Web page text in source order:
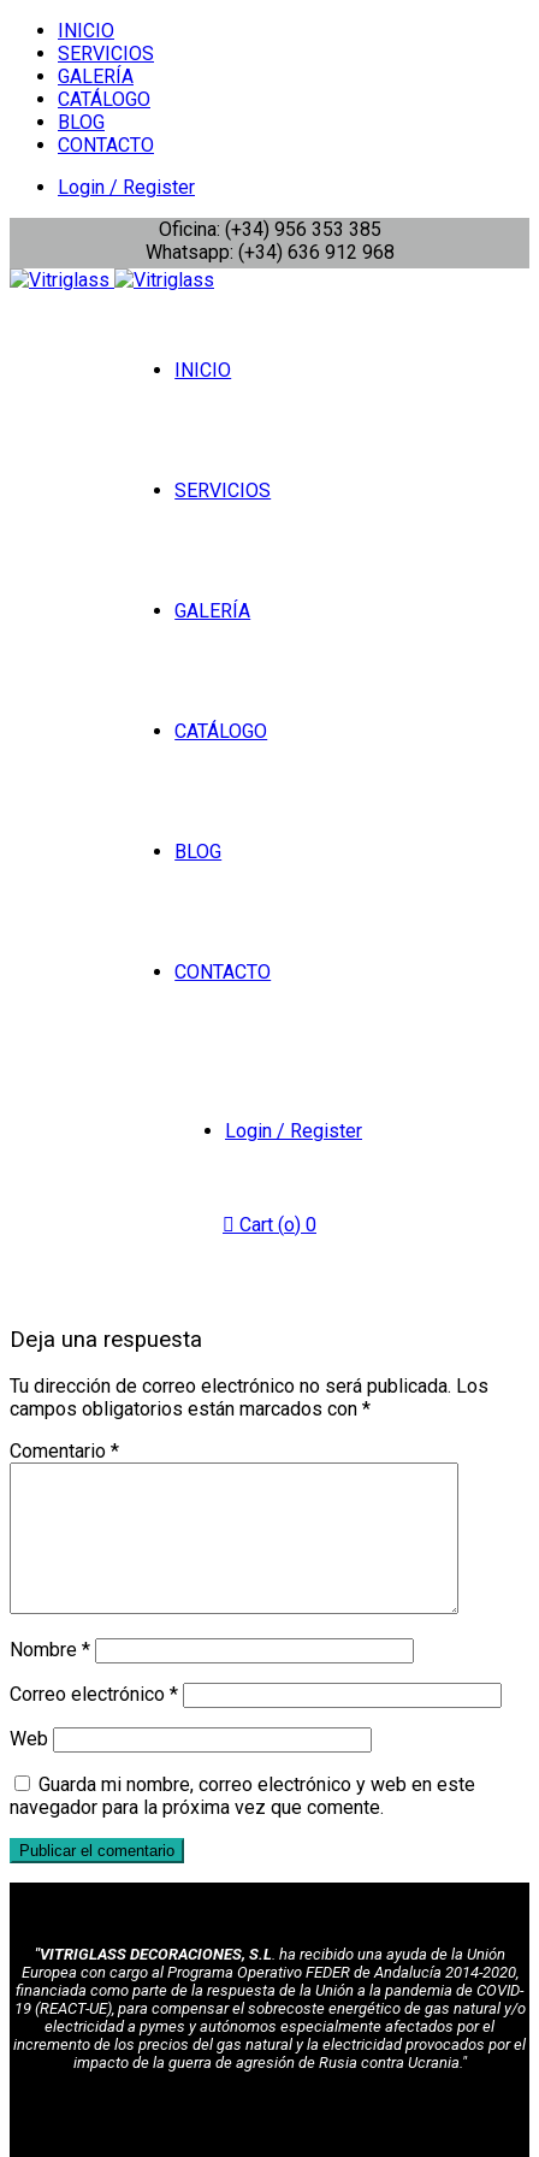
INICIO
SERVICIOS
GALERÍA
CATÁLOGO
BLOG
CONTACTO
Login / Register
Oficina: (+34) 956 353 385
Whatsapp: (+34) 636 912 968
INICIO
SERVICIOS
GALERÍA
CATÁLOGO
BLOG
CONTACTO
Login / Register
Cart (o) 0
Deja una respuesta
Tu dirección de correo electrónico no será publicada. Los
campos obligatorios están marcados con *
Comentario *
Nombre *
Correo electrónico *
Web
Guarda mi nombre, correo electrónico y web en este
navegador para la próxima vez que comente.
"VITRIGLASS DECORACIONES, S.L. ha recibido una ayuda de la Unión
Europea con cargo al Programa Operativo FEDER de Andalucía 2014-2020,
financiada como parte de la respuesta de la Unión a la pandemia de COVID-
19 (REACT-UE), para compensar el sobrecoste energético de gas natural y/o
electricidad a pymes y autónomos especialmente afectados por el
incremento de los precios del gas natural y la electricidad provocados por el
impacto de la guerra de agresión de Rusia contra Ucrania."